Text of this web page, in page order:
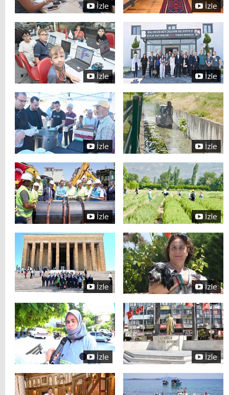
İzle İzle
İzle İzle
İzle İzle
İzle İzle
İzle İzle
İzle İzle